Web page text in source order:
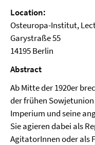
Location:
Osteuropa-Institut,
Garystraße 55
14195 Berlin
Abstract
Ab Mitte der 1920er
der frühen
Imperium und seine
Sie agieren dabei als
AgitatorInnen oder als